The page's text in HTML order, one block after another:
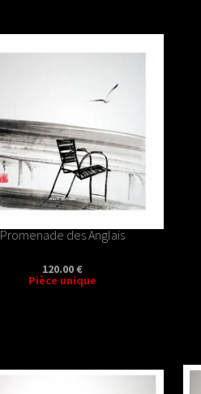
Promenade des Anglais
120.00 €
Pièce unique